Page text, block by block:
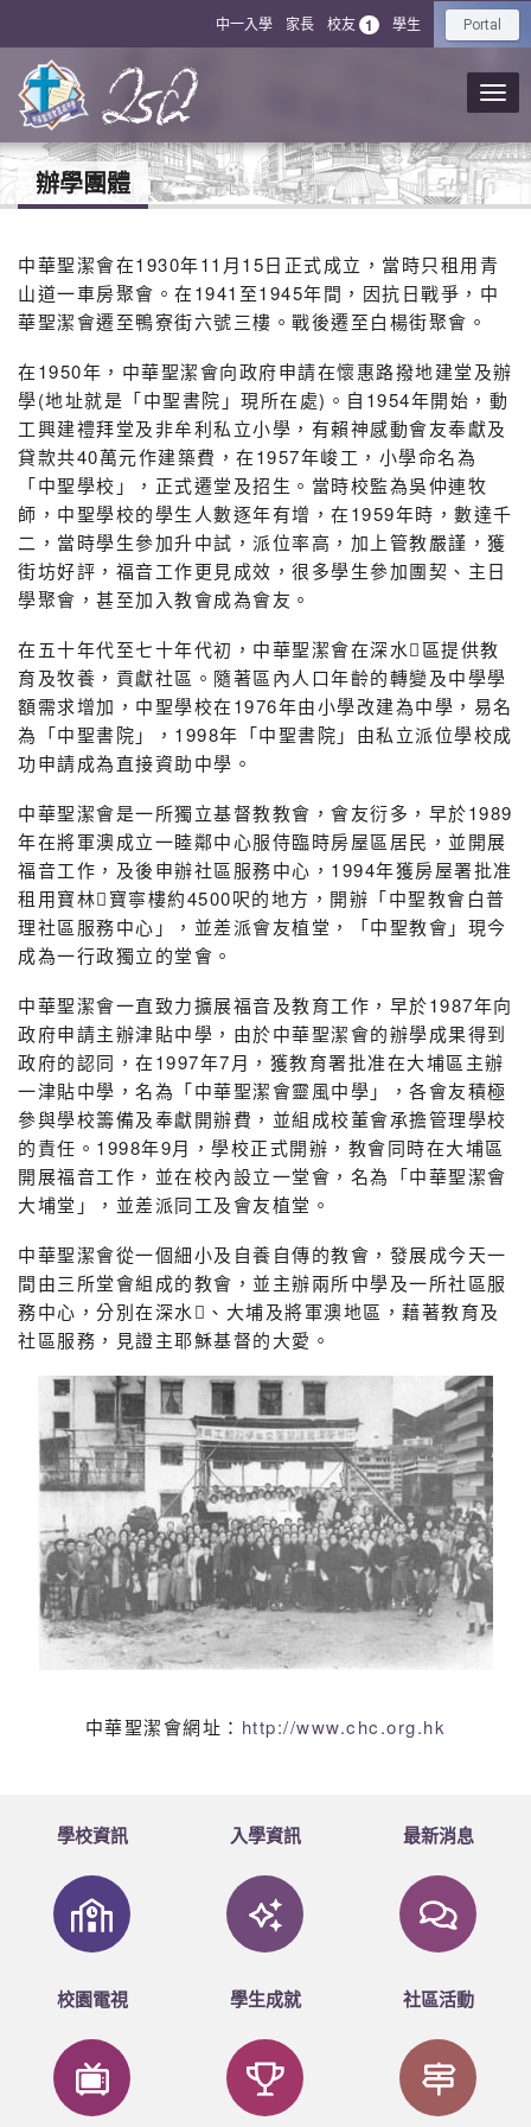
中一入學 家長 校友 1 學生 Portal
辦學團體
中華聖潔會在1930年11月15日正式成立，當時只租用青
山道一車房聚會。在1941至1945年間，因抗日戰爭，中
華聖潔會遷至鴨寮街六號三樓。戰後遷至白楊街聚會。
在1950年，中華聖潔會向政府申請在懷惠路撥地建堂及辦
學(地址就是「中聖書院」現所在處)。自1954年開始，動
工興建禮拜堂及非牟利私立小學，有賴神感動會友奉獻及
貸款共40萬元作建築費，在1957年峻工，小學命名為
「中聖學校」，正式遷堂及招生。當時校監為吳仲連牧
師，中聖學校的學生人數逐年有增，在1959年時，數達千
二，當時學生參加升中試，派位率高，加上管教嚴謹，獲
街坊好評，福音工作更見成效，很多學生參加團契、主日
學聚會，甚至加入教會成為會友。
在五十年代至七十年代初，中華聖潔會在深水區提供教
育及牧養，貢獻社區。隨著區內人口年齡的轉變及中學學
額需求增加，中聖學校在1976年由小學改建為中學，易名
為「中聖書院」，1998年「中聖書院」由私立派位學校成
功申請成為直接資助中學。
中華聖潔會是一所獨立基督教教會，會友衍多，早於1989
年在將軍澳成立一睦鄰中心服侍臨時房屋區居民，並開展
福音工作，及後申辦社區服務中心，1994年獲房屋署批准
租用寶林寶寧樓約4500呎的地方，開辦「中聖教會白普
理社區服務中心」，並差派會友植堂，「中聖教會」現今
成為一行政獨立的堂會。
中華聖潔會一直致力擴展福音及教育工作，早於1987年向
政府申請主辦津貼中學，由於中華聖潔會的辦學成果得到
政府的認同，在1997年7月，獲教育署批准在大埔區主辦
一津貼中學，名為「中華聖潔會靈風中學」，各會友積極
參與學校籌備及奉獻開辦費，並組成校董會承擔管理學校
的責任。1998年9月，學校正式開辦，教會同時在大埔區
開展福音工作，並在校內設立一堂會，名為「中華聖潔會
大埔堂」，並差派同工及會友植堂。
中華聖潔會從一個細小及自養自傳的教會，發展成今天一
間由三所堂會組成的教會，並主辦兩所中學及一所社區服
務中心，分別在深水、大埔及將軍澳地區，藉著教育及
社區服務，見證主耶穌基督的大愛。
中華聖潔會網址： http://www.chc.org.hk
學校資訊 入學資訊 最新消息
校園電視 學生成就 社區活動